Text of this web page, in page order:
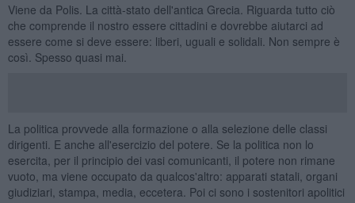
Viene da Polis. La città-stato dell'antica Grecia. Riguarda tutto ciò
che comprende il nostro essere cittadini e dovrebbe aiutarci ad
essere come si deve essere: liberi, uguali e solidali. Non sempre è
così. Spesso quasi mai.
La politica provvede alla formazione o alla selezione delle classi
dirigenti. E anche all'esercizio del potere. Se la politica non lo
esercita, per il principio dei vasi comunicanti, il potere non rimane
vuoto, ma viene occupato da qualcos'altro: apparati statali, organi
giudiziari, stampa, media, eccetera. Poi ci sono i sostenitori apolitici